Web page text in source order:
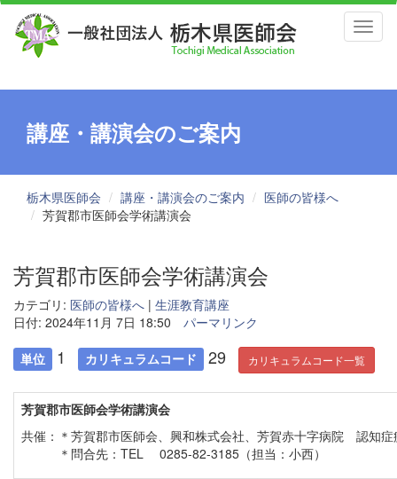
講座・講演会のご案内
栃木県医師会 講座・講演会のご案内
医師の皆様へ
芳賀郡市医師会学術講演会
芳賀郡市医師会学術講演会
カテゴリ: 医師の皆様へ | 生涯教育講座
日付: 2024年11月 7日 18:50
パーマリンク
単位 1 カリキュラムコード 29 カリキュラムコード一覧
芳賀郡市医師会学術講演会
共催： ＊ 芳賀郡市医師会、興和株式会社、芳賀赤十字病院 認知症
＊問合先：TEL 0285-82-3185（担当：小西）